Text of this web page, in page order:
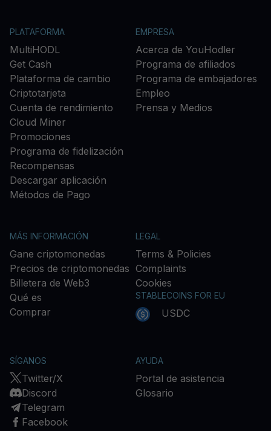
PLATAFORMA
MultiHODL
Get Cash
Plataforma de cambio
Criptotarjeta
Cuenta de rendimiento
Cloud Miner
Promociones
Programa de fidelización
Recompensas
Descargar aplicación
Métodos de Pago
EMPRESA
Acerca de YouHodler
Programa de afiliados
Programa de embajadores
Empleo
Prensa y Medios
MÁS INFORMACIÓN
Gane criptomonedas
Precios de criptomonedas
Billetera de Web3
Qué es
Comprar
LEGAL
Terms & Policies
Complaints
Cookies
STABLECOINS FOR EU
USDC
SÍGANOS
Twitter/X
Discord
Telegram
Facebook
AYUDA
Portal de asistencia
Glosario